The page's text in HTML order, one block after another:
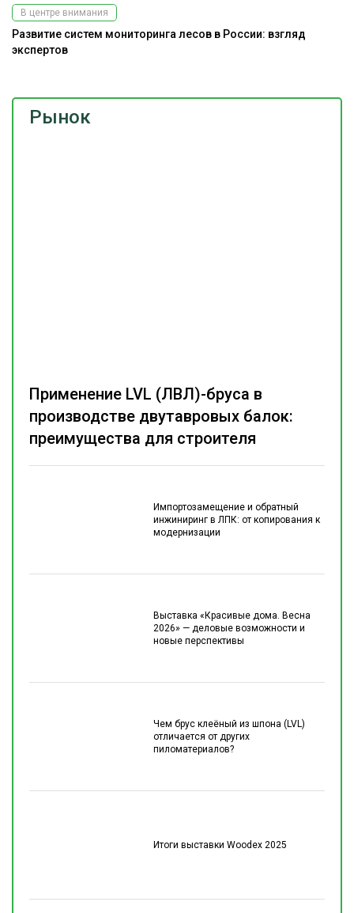
Рынок
Импортозамещение и обратный
инжиниринг в ЛПК: от копирования к
модернизации
Выставка «Красивые дома. Весна
2026» — деловые возможности и
новые перспективы
Чем брус клеёный из шпона (LVL)
отличается от других
пиломатериалов?
Итоги выставки Woodex 2025
Применение LVL (ЛВЛ)-бруса в
производстве двутавровых балок:
преимущества для строителя
В центре внимания
Развитие систем мониторинга лесов в России: взгляд
экспертов